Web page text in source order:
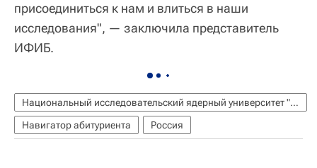
присоединиться к нам и влиться в наши
исследования", — заключила представитель
ИФИБ.
Национальный исследовательский ядерный университет "МИФИ"
Навигатор абитуриента
Россия